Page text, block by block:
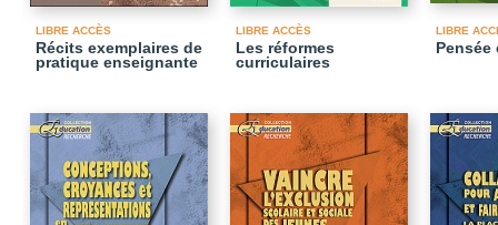
LIBRE ACCÈS
Récits exemplaires de
pratique enseignante
LIBRE ACCÈS
Les réformes
curriculaires
LIBRE